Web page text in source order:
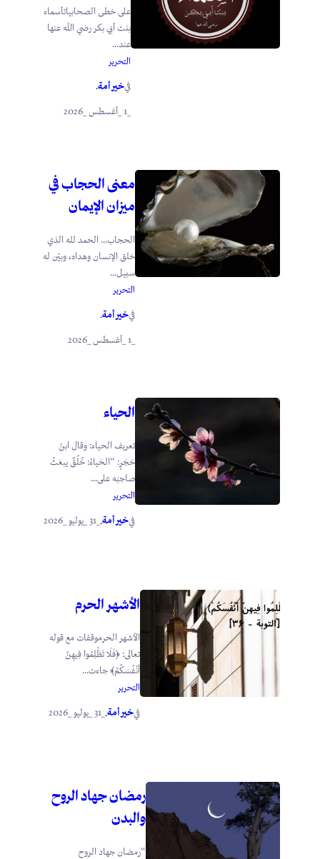
على خطى الصحابياتأسماء
بنت أبي بكر رضي الله عنها
عند...
التحرير
فيخير أمة.
_1 _أغسطس _2026
معنى الحجاب في
ميزان الإيمان
الحجاب… الحمد لله الذي
خلق الإنسان وهداه، وبيّن له
سبيل...
التحرير
فيخير أمة.
_1 _أغسطس _2026
الحياء
تعريف الحياء: وقال ابنُ
حَجَرٍ: “الحَياءُ: خُلُقٌ يبعَثُ
صاحِبَه على...
التحرير
فيخير أمة.
الأشهر الحرم
الأشهر الحرموقفات مع قوله
تعالى: ﴿فَلَا تَظْلِمُوا فِيهِنَّ
أَنْفُسَكُمْ﴾ جاءت...
التحرير
فيخير أمة. _31 _يوليو _2026
رمضان جهاد الروح
والبدن
“رمضان جهاد الروح